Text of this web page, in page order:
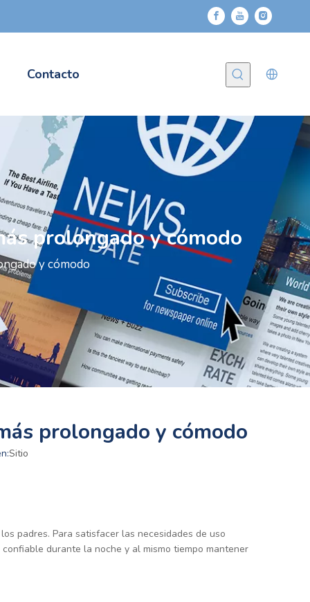
Contacto
prolongado y cómodo
y cómodo
prolongado y cómodo
Sitio
padres. Para satisfacer las necesidades de uso
durante la noche y al mismo tiempo mantener